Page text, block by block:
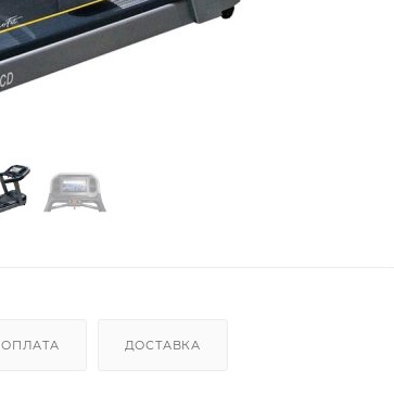
ОПЛАТА ДОСТАВКА